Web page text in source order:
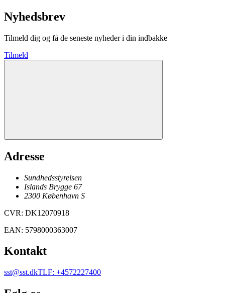
Nyhedsbrev
Tilmeld dig og få de seneste nyheder i din indbakke
Tilmeld
Adresse
Sundhedsstyrelsen
Islands Brygge 67
2300 København S
CVR: DK12070918
EAN: 5798000363007
Kontakt
sst@sst.dkTLF: +4572227400